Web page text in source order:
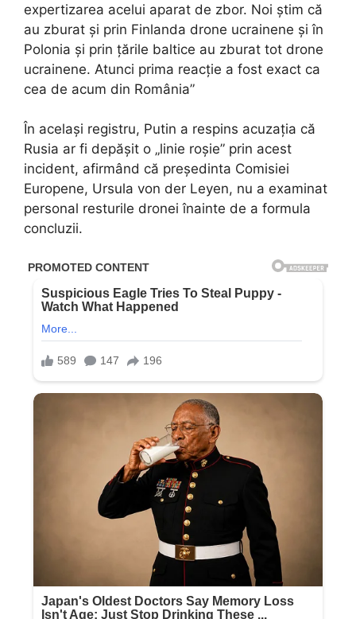
expertizarea acelui aparat de zbor. Noi știm că
au zburat și prin Finlanda drone ucrainene și în
Polonia și prin țările baltice au zburat tot drone
ucrainene. Atunci prima reacție a fost exact ca
cea de acum din România”
În același registru, Putin a respins acuzația că
Rusia ar fi depășit o „linie roșie” prin acest
incident, afirmând că președinta Comisiei
Europene, Ursula von der Leyen, nu a examinat
personal resturile dronei înainte de a formula
concluzii.